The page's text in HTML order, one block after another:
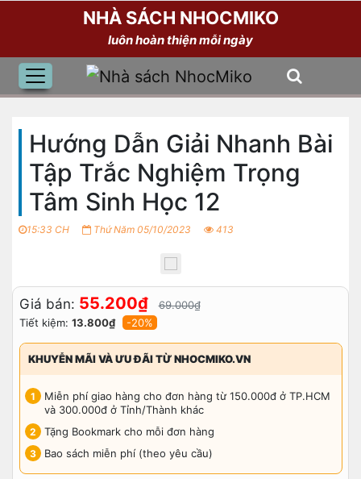
NHÀ SÁCH NHOCMIKO
luôn hoàn thiện mỗi ngày
Hướng Dẫn Giải Nhanh Bài
Tập Trắc Nghiệm Trọng
Tâm Sinh Học 12
15:33 CH Thứ Năm 05/10/2023 413
Giá bán: 55.200₫
69.000₫
Tiết kiệm: 13.800₫ -20%
KHUYỄN MÃI VÀ ƯU ĐÃI TỪ NHOCMIKO.VN
Miễn phí giao hàng cho đơn hàng từ 150.000đ ở TP.HCM
và 300.000đ ở Tỉnh/Thành khác
Tặng Bookmark cho mỗi đơn hàng
Bao sách miễn phí (theo yêu cầu)